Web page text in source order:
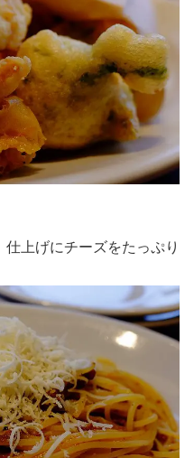
上げにチーズをたっぷり